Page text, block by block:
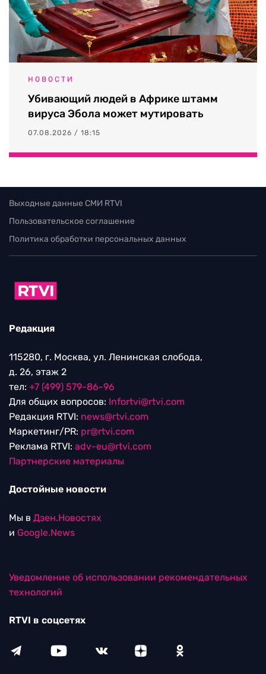
НОВОСТИ
Убивающий людей в Африке штамм
вируса Эбола может мутировать
07.08.2026 / 18:15
Выходные данные СМИ RTVI
Пользовательское соглашение
Политика обработки персональных данных
Редакция
115280, г. Москва, ул. Ленинская слобода,
д. 26, этаж 2
тел: +7 (499) 579-86-96
Для общих вопросов: Infortvi@rtvi.com
Редакция RTVI: news@rtvi.com
Маркетинг/PR: pr@rtvi.com
Реклама RTVI: adv-eu@rtvi.com
Партнерские материалы
Достойные новости
Мы в Дзен.Новостях
и Google.News
Уведомление об использовании рекомендательных
технологий
RTVI в соцсетях